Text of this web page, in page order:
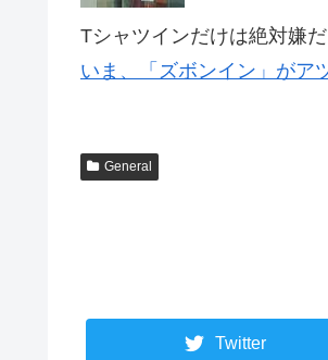
Tシャツインだけは絶対嫌だ
いま、「ズボンイン」が
General
Twitter